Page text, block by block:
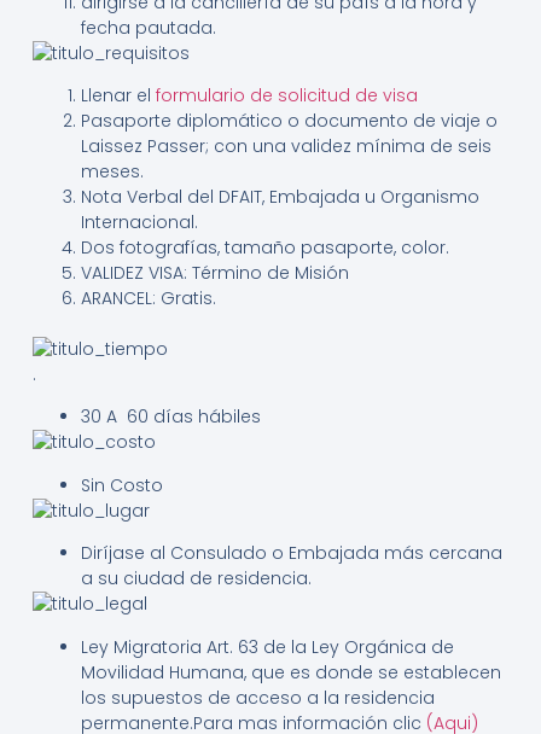
fecha pautada.
Llenar el formulario de solicitud de visa
Pasaporte diplomático o documento de viaje o
Laissez Passer; con una validez mínima de seis
meses.
Nota Verbal del DFAIT, Embajada u Organismo
Internacional.
Dos fotografías, tamaño pasaporte, color.
VALIDEZ VISA: Término de Misión
ARANCEL: Gratis.
.
30 A 60 días hábiles
Sin Costo
Diríjase al Consulado o Embajada más cercana
a su ciudad de residencia.
Ley Migratoria Art. 63 de la Ley Orgánica de
Movilidad Humana, que es donde se establecen
los supuestos de acceso a la residencia
permanente.Para mas información clic (Aqui)